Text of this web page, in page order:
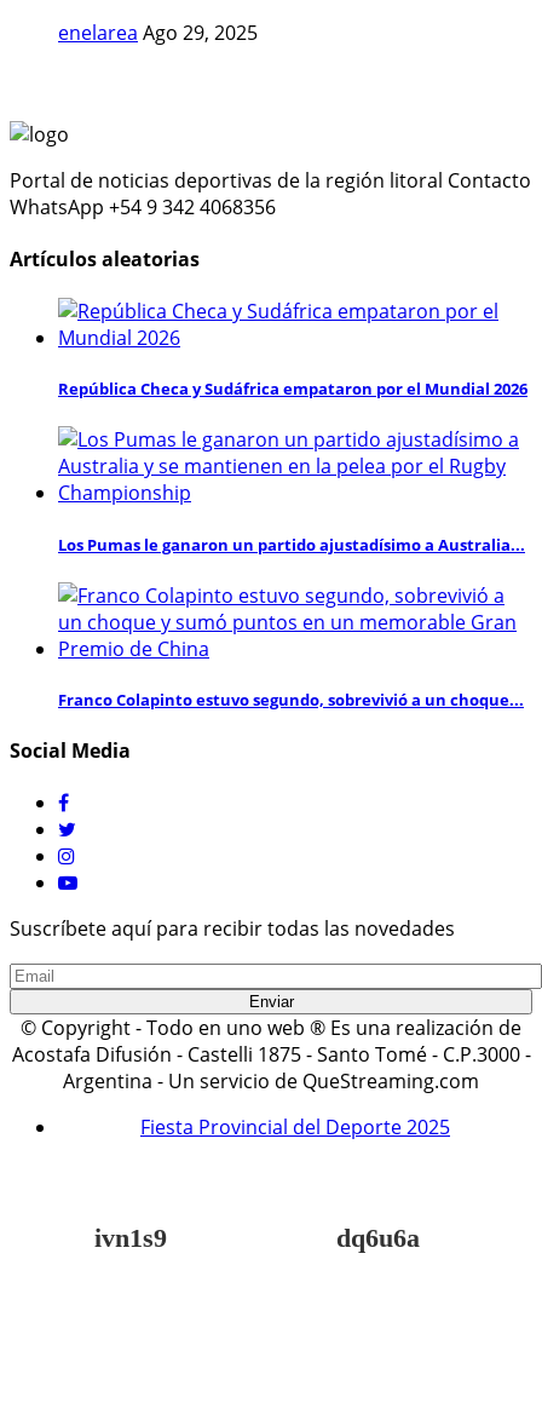
enelarea Ago 29, 2025
Portal de noticias deportivas de la región litoral Contacto
WhatsApp +54 9 342 4068356
Artículos aleatorias
República Checa y Sudáfrica empataron por el Mundial 2026
Los Pumas le ganaron un partido ajustadísimo a Australia...
Franco Colapinto estuvo segundo, sobrevivió a un choque...
Social Media
Suscríbete aquí para recibir todas las novedades
© Copyright - Todo en uno web ® Es una realización de
Acostafa Difusión - Castelli 1875 - Santo Tomé - C.P.3000 -
Argentina - Un servicio de QueStreaming.com
Fiesta Provincial del Deporte 2025